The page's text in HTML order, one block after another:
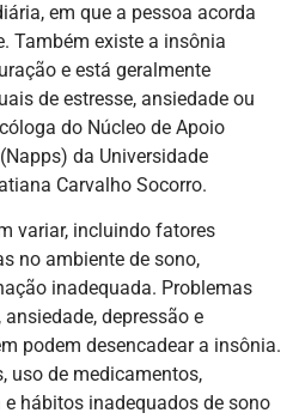
em que a pessoa acorda
Também existe a insônia
e está geralmente
de estresse, ansiedade ou
do Núcleo de Apoio
da Universidade
Carvalho Socorro.
variar, incluindo fatores
no ambiente de sono,
inadequada. Problemas
depressão e
podem desencadear a insônia.
uso de medicamentos,
hábitos inadequados de sono